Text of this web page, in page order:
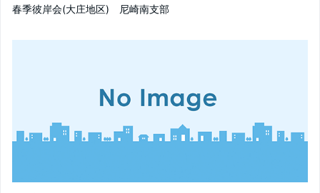
春季彼岸会(大庄地区) 尼崎南支部